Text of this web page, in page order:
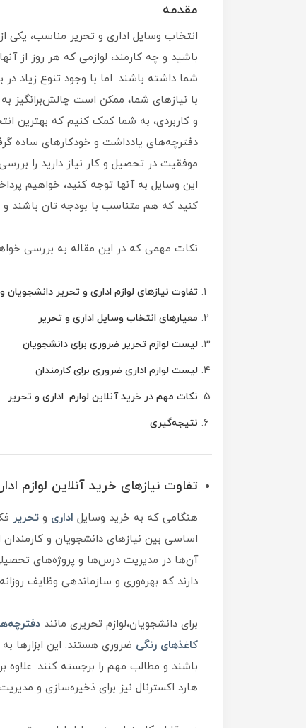
مقدمه
انتخاب وسایل اداری و تحریر مناسب،
باشید و چه کارمند، لوازمی که هر روز از
شما داشته باشند. اما با وجود تنوع زیاد
با نیازهای شما، ممکن است چالش‌برانگیز
و کاربردی، به شما کمک کنیم که بهترین
دفترچه‌های یادداشت و خودکارهای ساده
موفقیت در تحصیل و کار نیاز دارید را
این وسایل به آنها توجه کنید، خواهیم
کنید که هم متناسب با بودجه ‌تان باشند و
نکات مهمی که در این مقاله به بررسی
تفاوت نیازهای لوازم اداری و تحریر دانشجویان
معیارهای انتخاب وسایل اداری و تحریر
لیست لوازم تحریر ضروری برای دانشجویان
لیست لوازم اداری ضروری برای کارمندان
نکات مهم در خرید آنلاین لوازم اداری و تحریر
نتیجه‌گیری
تفاوت نیازهای خرید آنلاین لوازم
هنگامی که به خرید وسایل اداری و تحریر
اساسی بین نیازهای دانشجویان و
آن‌ها در مدیریت درس‌ها و پروژه‌های تحصیلی
دارند که بهره‌وری و سازماندهی وظایف
برای دانشجویان،لوازم تحریری مانند
کاغذهای رنگی ضروری هستند. این ابزارها
باشند و مطالب مهم را برجسته کنند. علاوه
هارد اکسترنال نیز برای ذخیره‌سازی و